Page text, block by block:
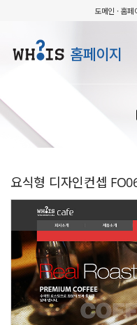
도메인 · 홈페
홈페이지
요식형 디자인컨셉